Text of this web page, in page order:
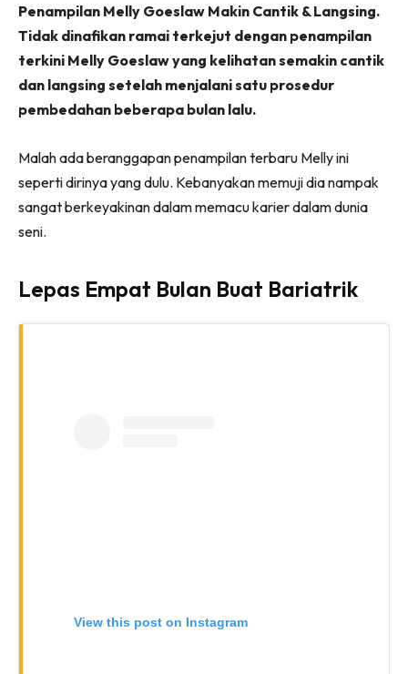
Langganan anda telah diterima. Terima kasih!
segalanya di seeNI. Rapi kini di seeNI.
Download sekarang!
Penampilan Melly Goeslaw Makin Cantik & Langsing.
Tidak dinafikan ramai terkejut dengan penampilan
terkini Melly Goeslaw yang kelihatan semakin cantik
dan langsing setelah menjalani satu prosedur
pembedahan beberapa bulan lalu.
Malah ada beranggapan penampilan terbaru Melly ini
seperti dirinya yang dulu. Kebanyakan memuji dia nampak
sangat berkeyakinan dalam memacu karier dalam dunia
seni.
Lepas Empat Bulan Buat Bariatrik
View this post on Instagram